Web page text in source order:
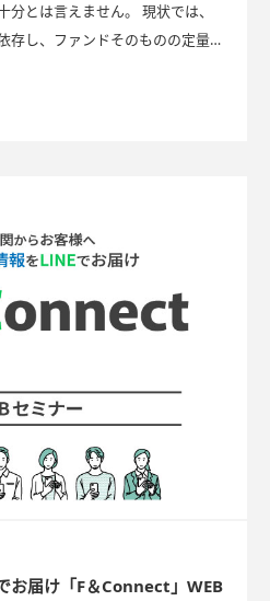
とは言えません。 現状では、
存し、ファンドそのものの定量分
と顧客満足度を高めるための具
お届け「F＆Connect」WEB